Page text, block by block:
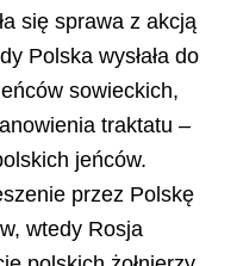
się sprawa z akcją
Polska wysłała do
sowieckich,
traktatu –
jeńców.
przez Polskę
wtedy Rosja